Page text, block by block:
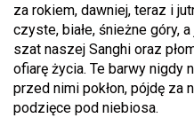
za rokiem, dawniej, teraz i
czyste, białe, śnieżne góry,
szat naszej Sanghi oraz
ofiarę życia. Te barwy nigdy
przed nimi pokłon, pójdę
podzięce pod niebiosa.